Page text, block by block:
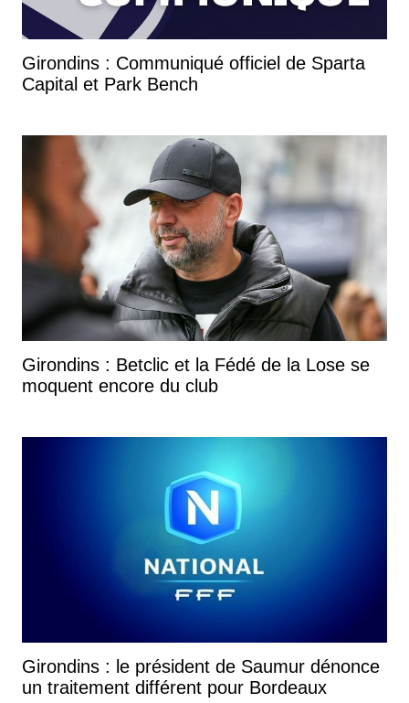
Girondins : Communiqué officiel de Sparta
Capital et Park Bench
Girondins : Betclic et la Fédé de la Lose se
moquent encore du club
Girondins : le président de Saumur dénonce
un traitement différent pour Bordeaux